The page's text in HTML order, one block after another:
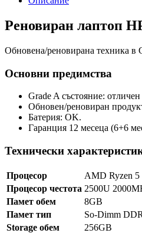
Реновиран лаптоп
Обновена/реновирана техника в
Основни предимства
Grade A състояние:
Обновен/реновиран
Батерия: OK.
Гаранция 12 месеца (6+6
Технически
Процесор
AMD Ryzen 5
Процесор честота 2500U
Памет обем
8GB
Памет тип
So-Dimm
Storage обем
256GB